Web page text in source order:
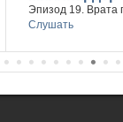
Эпизод 19. Врата
Слушать